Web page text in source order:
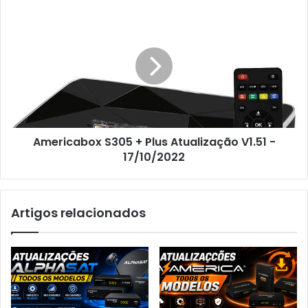
Americabox S305 + Plus Atualização V1.51 -
17/10/2022
Artigos relacionados